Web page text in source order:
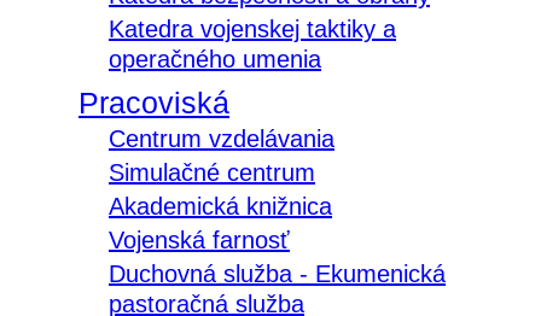
Katedra vojenskej taktiky a
operačného umenia
Pracoviská
Centrum vzdelávania
Simulačné centrum
Akademická knižnica
Vojenská farnosť
Duchovná služba - Ekumenická
pastoračná služba